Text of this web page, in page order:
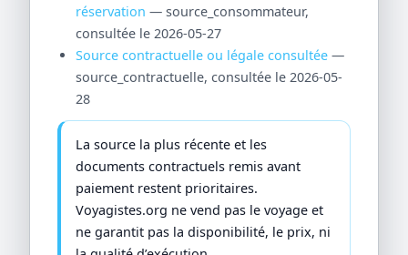
réservation — source_consommateur,
consultée le 2026-05-27
Source contractuelle ou légale consultée—
source_contractuelle, consultée le 2026-05-
28
La source la plus récente et les
documents contractuels remis avant
paiement restent prioritaires.
Voyagistes.org ne vend pas le voyage et
ne garantit pas la disponibilité, le prix, ni